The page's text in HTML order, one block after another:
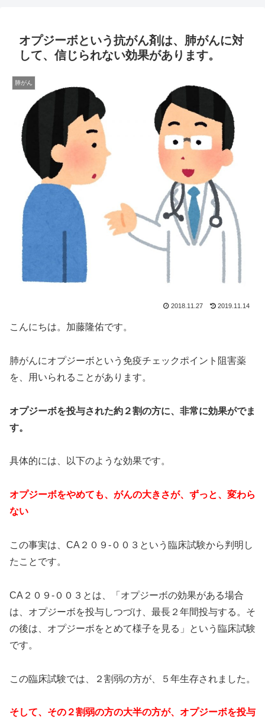
オプジーボという抗がん剤は、肺がんに対
して、信じられない効果があります。
肺がん
2018.11.27 2019.11.14
こんにちは。加藤隆佑です。
肺がんにオプジーボという免疫チェックポイント阻害薬
を、用いられることがあります。
オプジーボを投与された約２割の方に、非常に効果がでま
す。
具体的には、以下のような効果です。
オプジーボをやめても、がんの大きさが、ずっと、変わら
ない
この事実は、CA２０９-００３という臨床試験から判明し
たことです。
CA２０９-００３とは、「オプジーボの効果がある場合
は、オプジーボを投与しつづけ、最長２年間投与する。そ
の後は、オプジーボをとめて様子を見る」という臨床試験
です。
この臨床試験では、２割弱の方が、５年生存されました。
そして、その２割弱の方の大半の方が、オプジーボを投与